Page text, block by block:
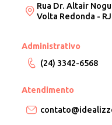
Rua Dr. Altair
Volta Redonda -
Administrativo
(24) 3342-6568
Atendimento